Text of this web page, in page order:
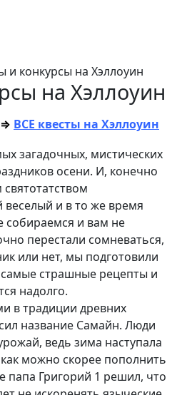
и конкурсы на Хэллоуин
на Хэллоуин
⇒ ВСЕ квесты на Хэллоуин
загадочных, мистических
осени. И, конечно
веселый и в то же время
и вам не
перестали сомневаться,
или нет, мы подготовили
самые страшные рецепты и
надолго.
в традиции древних
название Самайн. Люди
ведь зима наступала
можно скорее пополнить
папа Григорий 1 решил, что